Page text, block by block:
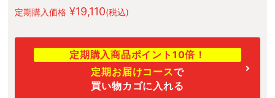
定期購入価格 ¥19,110(税込)
定期購入商品ポイント10倍！
定期お届けコースで
買い物カゴに入れる